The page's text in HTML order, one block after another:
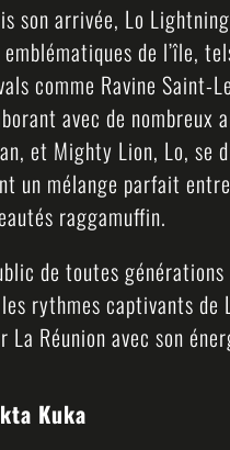
son arrivée, Lo
de l’île,
comme Ravine Saint-
avec de nombreux
et Mighty Lion, Lo, se
un mélange parfait
raggamuffin.
de toutes
rythmes captivants de
La Réunion avec son
Kuka